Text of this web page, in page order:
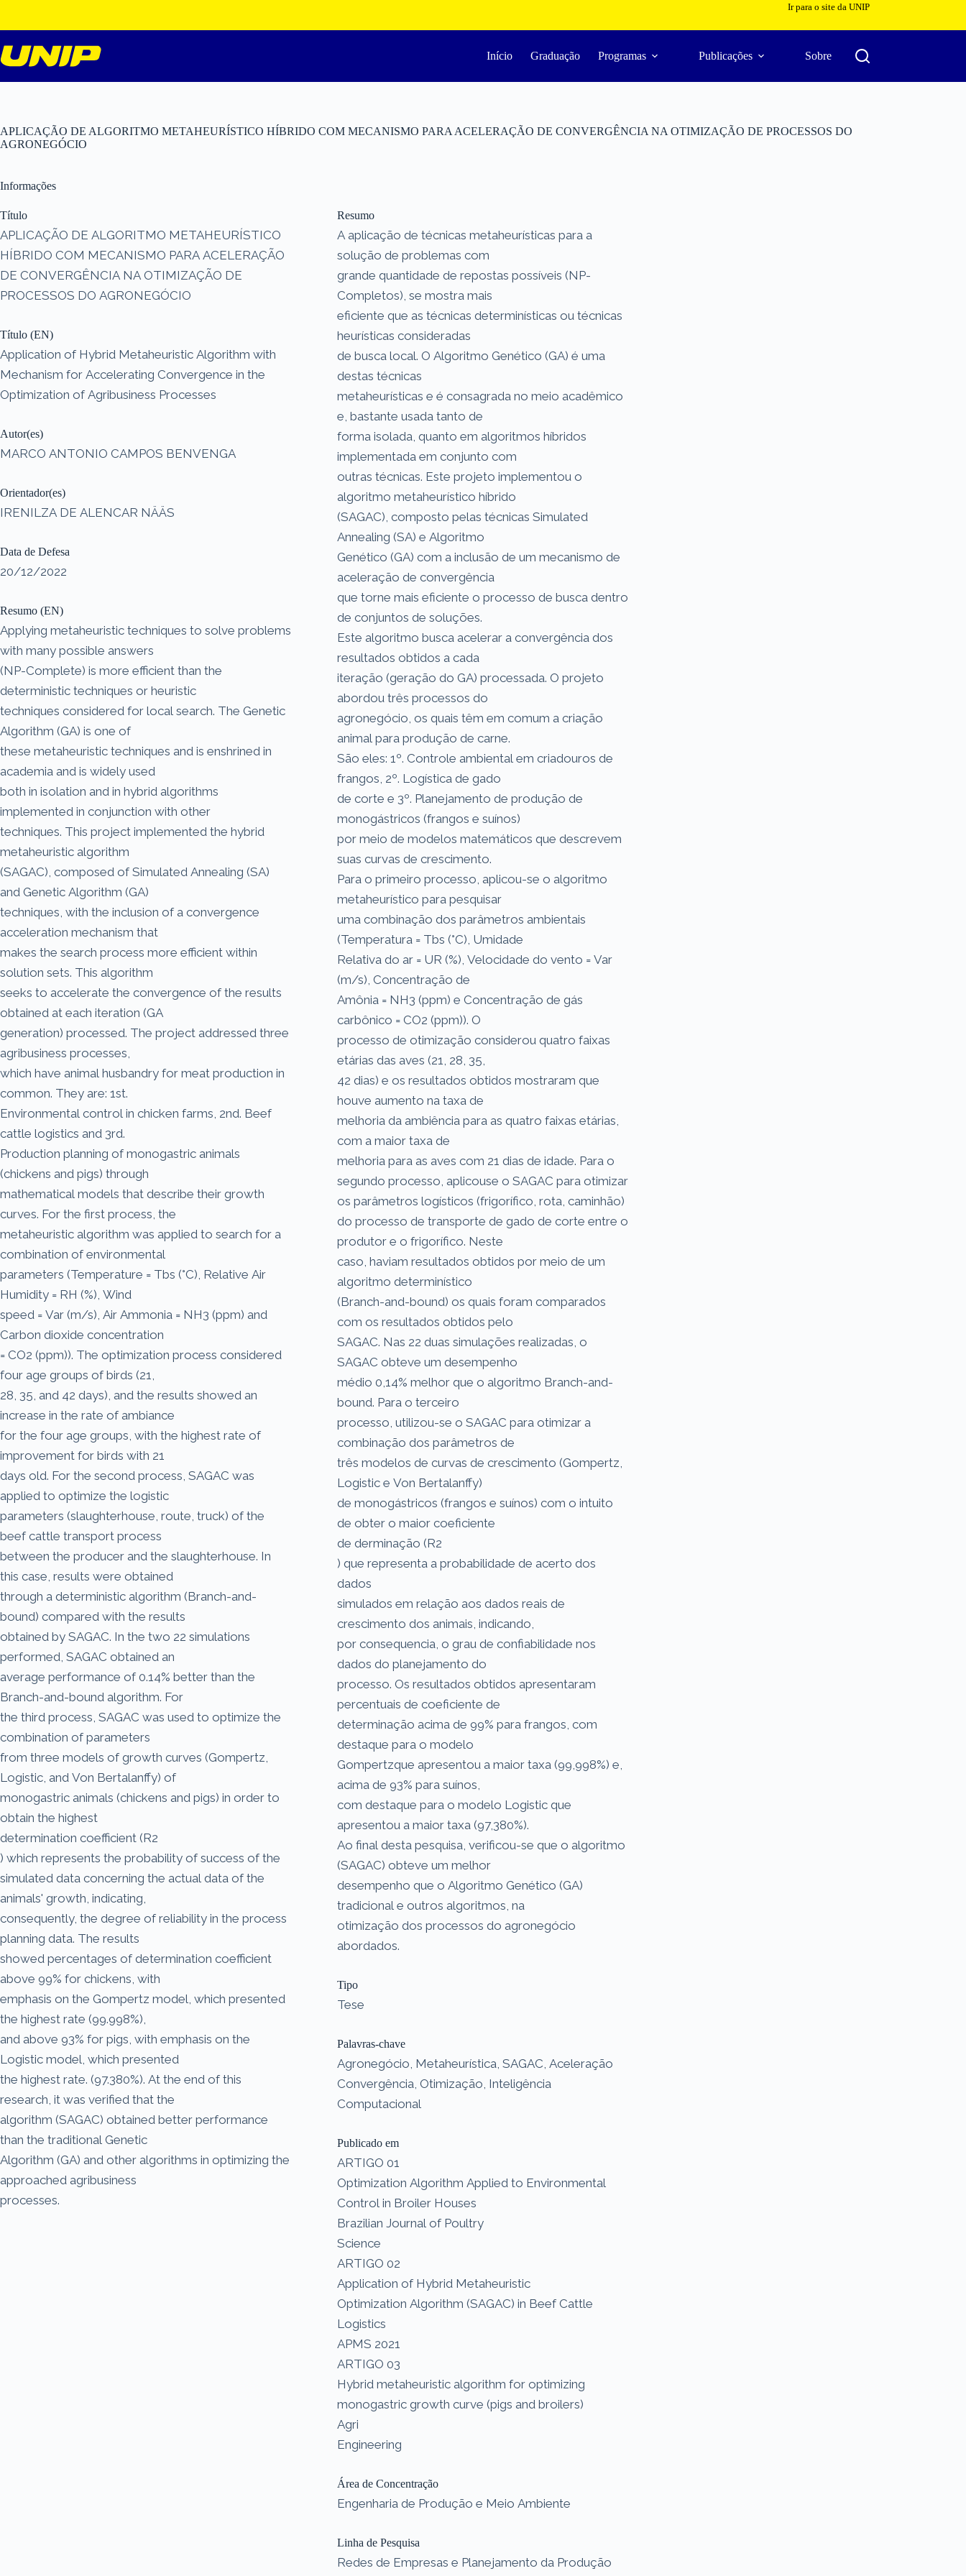
o
conteúdo
Ir para o site da UNIP
Início Graduação Programas Publicações Sobre
APLICAÇÃO DE ALGORITMO METAHEURÍSTICO HÍBRIDO COM MECANISMO PARA ACELERAÇÃO DE CONVERGÊNCIA NA OTIMIZAÇÃO DE PROCESSOS DO
AGRONEGÓCIO
Informações
Título
APLICAÇÃO DE ALGORITMO METAHEURÍSTICO
HÍBRIDO COM MECANISMO PARA ACELERAÇÃO
DE CONVERGÊNCIA NA OTIMIZAÇÃO DE
PROCESSOS DO AGRONEGÓCIO
Título (EN)
Application of Hybrid Metaheuristic Algorithm with
Mechanism for Accelerating Convergence in the
Optimization of Agribusiness Processes
Autor(es)
MARCO ANTONIO CAMPOS BENVENGA
Orientador(es)
IRENILZA DE ALENCAR NÄÄS
Data de Defesa
20/12/2022
Resumo (EN)
Applying metaheuristic techniques to solve problems
with many possible answers
(NP-Complete) is more efficient than the
deterministic techniques or heuristic
techniques considered for local search. The Genetic
Algorithm (GA) is one of
these metaheuristic techniques and is enshrined in
academia and is widely used
both in isolation and in hybrid algorithms
implemented in conjunction with other
techniques. This project implemented the hybrid
metaheuristic algorithm
(SAGAC), composed of Simulated Annealing (SA)
and Genetic Algorithm (GA)
techniques, with the inclusion of a convergence
acceleration mechanism that
makes the search process more efficient within
solution sets. This algorithm
seeks to accelerate the convergence of the results
obtained at each iteration (GA
generation) processed. The project addressed three
agribusiness processes,
which have animal husbandry for meat production in
common. They are: 1st.
Environmental control in chicken farms, 2nd. Beef
cattle logistics and 3rd.
Production planning of monogastric animals
(chickens and pigs) through
mathematical models that describe their growth
curves. For the first process, the
metaheuristic algorithm was applied to search for a
combination of environmental
parameters (Temperature = Tbs (°C), Relative Air
Humidity = RH (%), Wind
speed = Var (m/s), Air Ammonia = NH3 (ppm) and
Carbon dioxide concentration
= CO2 (ppm)). The optimization process considered
four age groups of birds (21,
28, 35, and 42 days), and the results showed an
increase in the rate of ambiance
for the four age groups, with the highest rate of
improvement for birds with 21
days old. For the second process, SAGAC was
applied to optimize the logistic
parameters (slaughterhouse, route, truck) of the
beef cattle transport process
between the producer and the slaughterhouse. In
this case, results were obtained
through a deterministic algorithm (Branch-and-
bound) compared with the results
obtained by SAGAC. In the two 22 simulations
performed, SAGAC obtained an
average performance of 0.14% better than the
Branch-and-bound algorithm. For
the third process, SAGAC was used to optimize the
combination of parameters
from three models of growth curves (Gompertz,
Logistic, and Von Bertalanffy) of
monogastric animals (chickens and pigs) in order to
obtain the highest
determination coefficient (R2
) which represents the probability of success of the
simulated data concerning the actual data of the
animals' growth, indicating,
consequently, the degree of reliability in the process
planning data. The results
showed percentages of determination coefficient
above 99% for chickens, with
emphasis on the Gompertz model, which presented
the highest rate (99.998%),
and above 93% for pigs, with emphasis on the
Logistic model, which presented
the highest rate. (97.380%). At the end of this
research, it was verified that the
algorithm (SAGAC) obtained better performance
than the traditional Genetic
Algorithm (GA) and other algorithms in optimizing the
approached agribusiness
processes.
Resumo
A aplicação de técnicas metaheurísticas para a
solução de problemas com
grande quantidade de repostas possíveis (NP-
Completos), se mostra mais
eficiente que as técnicas determinísticas ou técnicas
heurísticas consideradas
de busca local. O Algoritmo Genético (GA) é uma
destas técnicas
metaheurísticas e é consagrada no meio acadêmico
e, bastante usada tanto de
forma isolada, quanto em algoritmos híbridos
implementada em conjunto com
outras técnicas. Este projeto implementou o
algoritmo metaheurístico híbrido
(SAGAC), composto pelas técnicas Simulated
Annealing (SA) e Algoritmo
Genético (GA) com a inclusão de um mecanismo de
aceleração de convergência
que torne mais eficiente o processo de busca dentro
de conjuntos de soluções.
Este algoritmo busca acelerar a convergência dos
resultados obtidos a cada
iteração (geração do GA) processada. O projeto
abordou três processos do
agronegócio, os quais têm em comum a criação
animal para produção de carne.
São eles: 1º. Controle ambiental em criadouros de
frangos, 2º. Logística de gado
de corte e 3º. Planejamento de produção de
monogástricos (frangos e suínos)
por meio de modelos matemáticos que descrevem
suas curvas de crescimento.
Para o primeiro processo, aplicou-se o algoritmo
metaheurístico para pesquisar
uma combinação dos parâmetros ambientais
(Temperatura = Tbs (°C), Umidade
Relativa do ar = UR (%), Velocidade do vento = Var
(m/s), Concentração de
Amônia = NH3 (ppm) e Concentração de gás
carbônico = CO2 (ppm)). O
processo de otimização considerou quatro faixas
etárias das aves (21, 28, 35,
42 dias) e os resultados obtidos mostraram que
houve aumento na taxa de
melhoria da ambiência para as quatro faixas etárias,
com a maior taxa de
melhoria para as aves com 21 dias de idade. Para o
segundo processo, aplicouse o SAGAC para otimizar
os parâmetros logísticos (frigorífico, rota, caminhão)
do processo de transporte de gado de corte entre o
produtor e o frigorífico. Neste
caso, haviam resultados obtidos por meio de um
algoritmo determinístico
(Branch-and-bound) os quais foram comparados
com os resultados obtidos pelo
SAGAC. Nas 22 duas simulações realizadas, o
SAGAC obteve um desempenho
médio 0,14% melhor que o algoritmo Branch-and-
bound. Para o terceiro
processo, utilizou-se o SAGAC para otimizar a
combinação dos parâmetros de
três modelos de curvas de crescimento (Gompertz,
Logistic e Von Bertalanffy)
de monogástricos (frangos e suínos) com o intuito
de obter o maior coeficiente
de derminação (R2
) que representa a probabilidade de acerto dos
dados
simulados em relação aos dados reais de
crescimento dos animais, indicando,
por consequencia, o grau de confiabilidade nos
dados do planejamento do
processo. Os resultados obtidos apresentaram
percentuais de coeficiente de
determinação acima de 99% para frangos, com
destaque para o modelo
Gompertzque apresentou a maior taxa (99,998%) e,
acima de 93% para suínos,
com destaque para o modelo Logistic que
apresentou a maior taxa (97,380%).
Ao final desta pesquisa, verificou-se que o algoritmo
(SAGAC) obteve um melhor
desempenho que o Algoritmo Genético (GA)
tradicional e outros algoritmos, na
otimização dos processos do agronegócio
abordados.
Tipo
Tese
Palavras-chave
Agronegócio, Metaheurística, SAGAC, Aceleração
Convergência, Otimização, Inteligência
Computacional
Publicado em
ARTIGO 01
Optimization Algorithm Applied to Environmental
Control in Broiler Houses
Brazilian Journal of Poultry
Science
ARTIGO 02
Application of Hybrid Metaheuristic
Optimization Algorithm (SAGAC) in Beef Cattle
Logistics
APMS 2021
ARTIGO 03
Hybrid metaheuristic algorithm for optimizing
monogastric growth curve (pigs and broilers)
Agri
Engineering
Área de Concentração
Engenharia de Produção e Meio Ambiente
Linha de Pesquisa
Redes de Empresas e Planejamento da Produção